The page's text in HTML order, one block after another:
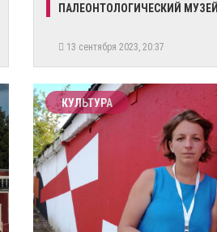
ПАЛЕОНТОЛОГИЧЕСКИЙ МУЗЕЙ
13 сентября 2023, 20:37
КУЛЬТУРА